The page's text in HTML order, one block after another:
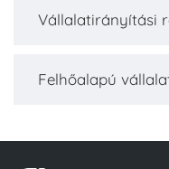
Vállalatirányítási
Felhőalapú